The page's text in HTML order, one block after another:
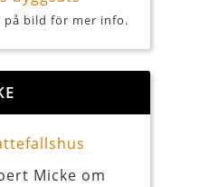
på bild för mer info.
Micke om